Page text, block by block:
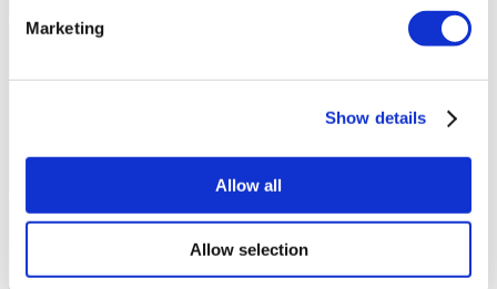
Marketing
Show details
Allow all
Allow selection